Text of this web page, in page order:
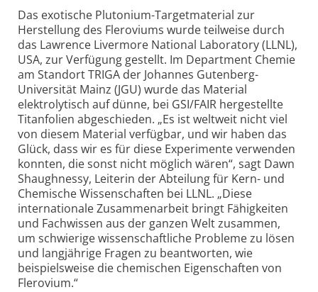
Das exotische Plutonium-Targetmaterial zur
Herstellung des Fleroviums wurde teilweise durch
das Lawrence Livermore National Laboratory (LLNL),
USA, zur Verfügung gestellt. Im Department Chemie
am Standort TRIGA der Johannes Gutenberg-
Universität Mainz (JGU) wurde das Material
elektrolytisch auf dünne, bei GSI/FAIR hergestellte
Titanfolien abgeschieden. „Es ist weltweit nicht viel
von diesem Material verfügbar, und wir haben das
Glück, dass wir es für diese Experimente verwenden
konnten, die sonst nicht möglich wären“, sagt Dawn
Shaughnessy, Leiterin der Abteilung für Kern- und
Chemische Wissenschaften bei LLNL. „Diese
internationale Zusammenarbeit bringt Fähigkeiten
und Fachwissen aus der ganzen Welt zusammen,
um schwierige wissenschaftliche Probleme zu lösen
und langjährige Fragen zu beantworten, wie
beispielsweise die chemischen Eigenschaften von
Flerovium.“